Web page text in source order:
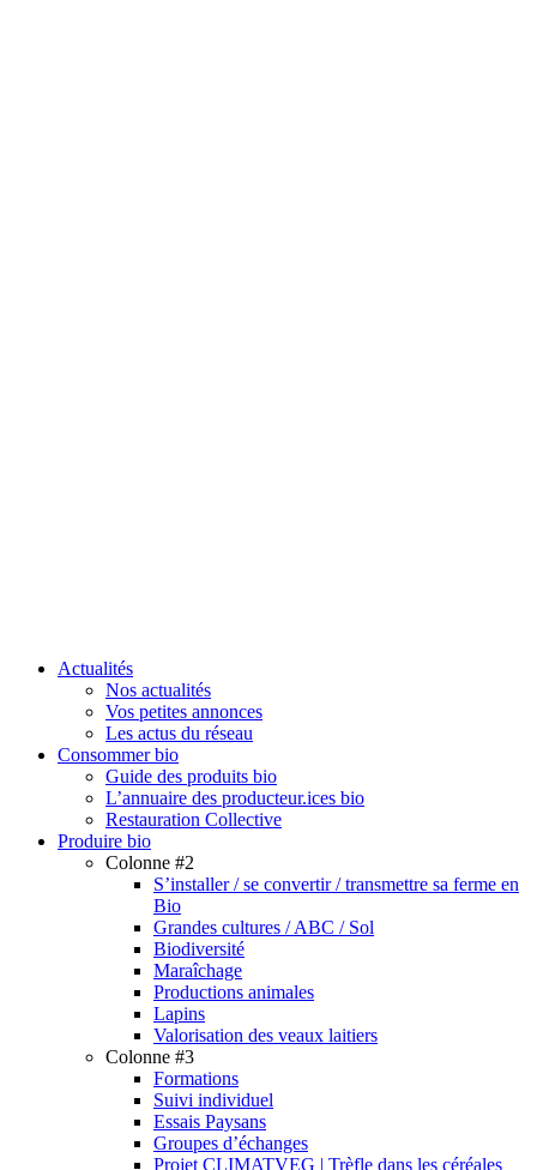
search
Menu
Actualités
Nos actualités
Vos petites annonces
Les actus du réseau
Consommer bio
Guide des produits bio
L’annuaire des producteur.ices bio
Restauration Collective
Produire bio
Colonne #2
S’installer / se convertir / transmettre sa ferme en
Bio
Grandes cultures / ABC / Sol
Biodiversité
Maraîchage
Productions animales
Lapins
Valorisation des veaux laitiers
Colonne #3
Formations
Suivi individuel
Essais Paysans
Groupes d’échanges
Projet CLIMATVEG | Trèfle dans les céréales